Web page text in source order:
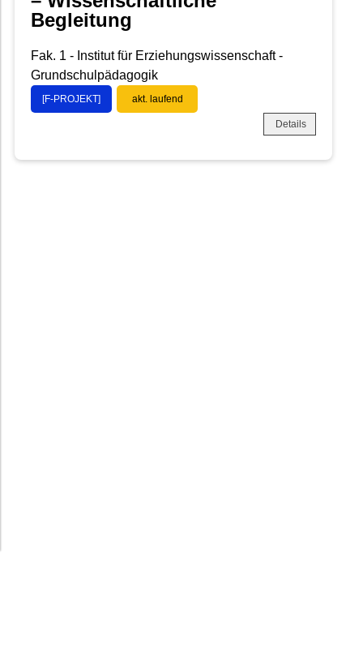
Begleitung
Fak. 1 - Institut für Erziehungswissenschaft -
Grundschulpädagogik
[F-PROJEKT] akt. laufend
Details